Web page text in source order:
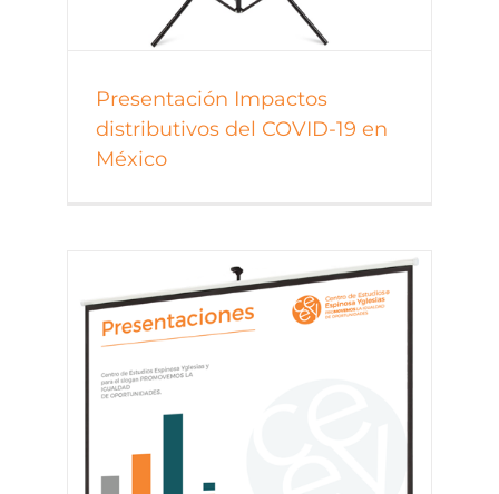
Presentación Impactos
distributivos del COVID-19 en
México